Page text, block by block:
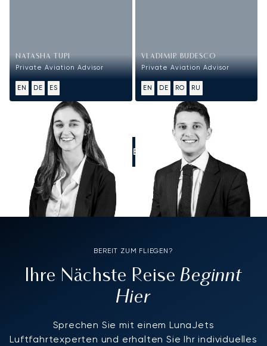
NATASHA TUPI
Private Aviation Advisor
EN DE ES
VLADIMIR BUDESCO
Private Aviation Advisor
EN DE RO RU
RUFEN SIE UNS AN
BEREIT ZUM FLIEGEN?
Ihre Nächste ReiseBeginnt
Hier
Sprechen Sie mit einem LunaJets
Luftfahrtexperten und erhalten Sie Ihr individuelles